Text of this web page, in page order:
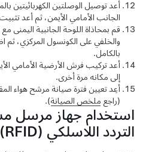
أعد توصيل الوصلتين الكهربائيتين
الجانب الأمامي الأيمن، ثم أعد تثبيت
قم بمحاذاة اللوحة الجانبية اليمنى مع
والخلفي على الكونسول المركزي، ثم
بالكامل.
أعد تركيب فرش الأرضية الأمامي
إلى مكانه مرة أخرى.
أعِد تعيين فترة صيانة مرشح هواء
(راجعملخص الصيانة).
استخدام جهاز مرسل
التردد اللاسلكي (RFID)